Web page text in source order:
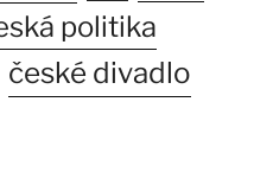
politika
české divadlo